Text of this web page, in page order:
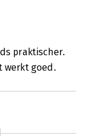
praktischer.
werkt goed.